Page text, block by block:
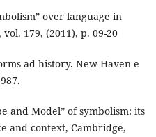
over language in
vol. 179, (2011), p. 09-20
ad history. New Haven e
and Model” of symbolism: its
and context, Cambridge,